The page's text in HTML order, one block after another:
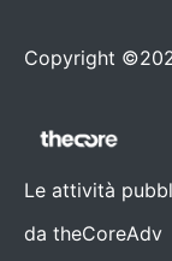
Copyright
Le attività
da theCoreAdv